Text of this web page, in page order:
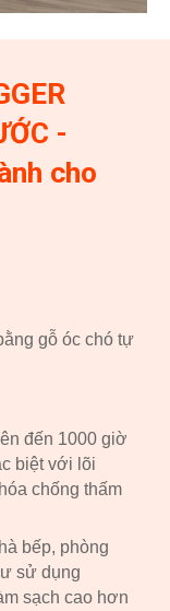
-
cho
gỗ óc chó tự
đến 1000 giờ
biệt với lõi
chống thấm
bếp, phòng
sử dụng
sạch cao hơn